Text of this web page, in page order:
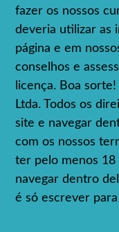
fazer os nossos
deveria utilizar as
página e em
conselhos e
licença. Boa
Ltda. Todos os
site e navegar
com os nossos
ter pelo menos
navegar dentro
é só escrever